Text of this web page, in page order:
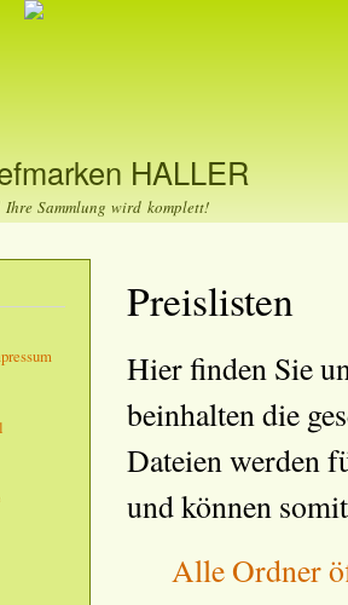
HALLER
Ihre Sammlung wird komplett!
Preislisten
Hier finden Sie
beinhalten die
Dateien werden
und können
Alle Ordner